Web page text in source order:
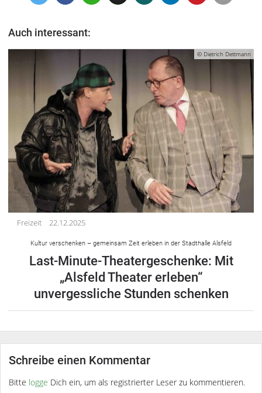
Auch interessant:
© Dietrich Dettmann
Freizeit 22.12.2025
Kultur verschenken – gemeinsam Zeit erleben in der Stadthalle Alsfeld
Last-Minute-Theatergeschenke: Mit
„Alsfeld Theater erleben“
unvergessliche Stunden schenken
Schreibe einen Kommentar
Bitte logge Dich ein, um als registrierter Leser zu kommentieren.